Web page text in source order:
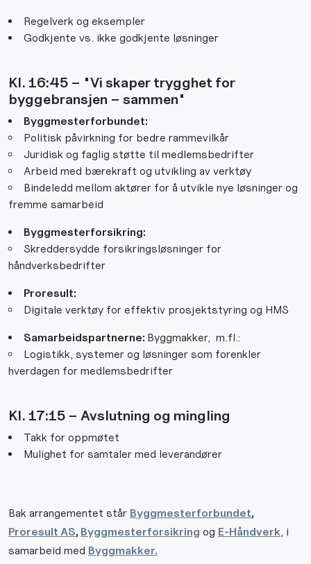
Regelverk og eksempler
Godkjente vs. ikke godkjente løsninger
Kl. 16:45 – "Vi skaper trygghet for
byggebransjen – sammen"
Byggmesterforbundet:
Politisk påvirkning for bedre rammevilkår
Juridisk og faglig støtte til medlemsbedrifter
Arbeid med bærekraft og utvikling av verktøy
Bindeledd mellom aktører for å utvikle nye løsninger og
fremme samarbeid
Byggmesterforsikring:
Skreddersydde forsikringsløsninger for
håndverksbedrifter
Proresult:
Digitale verktøy for effektiv prosjektstyring og HMS
Samarbeidspartnerne: Byggmakker, m.fl.:
Logistikk, systemer og løsninger som forenkler
hverdagen for medlemsbedrifter
Kl. 17:15 – Avslutning og mingling
Takk for oppmøtet
Mulighet for samtaler med leverandører
Bak arrangementet står Byggmesterforbundet,
Proresult AS, Byggmesterforsikring og E-Håndverk, i
samarbeid med Byggmakker.